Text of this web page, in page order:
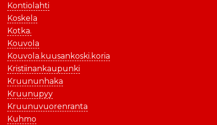
Kontiolahti
Koskela
Kotka.
Kouvola
Kouvola.kuusankoski.koria
Kristiinankaupunki
Kruununhaka
Kruunupyy
Kruunuvuorenranta
Kuhmo